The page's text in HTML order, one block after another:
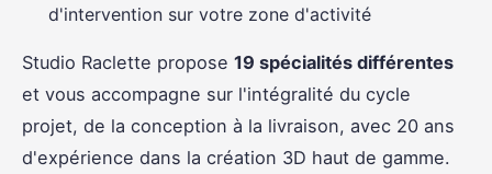
d'intervention sur votre zone d'activité
Studio Raclette propose 19 spécialités différentes
et vous accompagne sur l'intégralité du cycle
projet, de la conception à la livraison, avec 20 ans
d'expérience dans la création 3D haut de gamme.